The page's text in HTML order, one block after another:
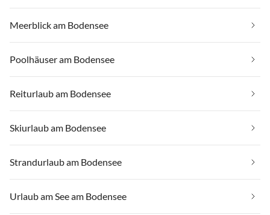
Meerblick am Bodensee
Poolhäuser am Bodensee
Reiturlaub am Bodensee
Skiurlaub am Bodensee
Strandurlaub am Bodensee
Urlaub am See am Bodensee